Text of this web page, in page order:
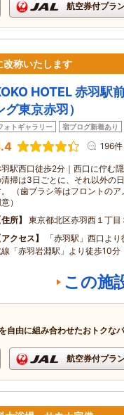
航空券付プラ
称いたします
HOTEL 赤羽駅
グ東京赤羽）
ォトギャラリー 宿ブログ新着あり
196件
駅西口徒歩2分｜西口に佇む
掃は3日ごとに、それ以外の
（歯ブラシ等はフロントの
）
住所
東京都北区赤羽西１丁目
アクセス
「赤羽駅」西口よ
「赤羽岩淵駅」より徒歩10分
この施
自由に組み合わせたおトクな
航空券付プラ